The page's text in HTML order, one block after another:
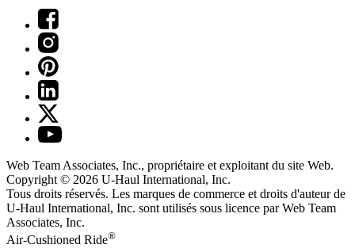
Web Team Associates, Inc., propriétaire et exploitant du site Web.
Copyright © 2026 U-Haul International, Inc.
Tous droits réservés. Les marques de commerce et droits d'auteur de
U-Haul International, Inc. sont utilisés sous licence par Web Team
Associates, Inc.
Air-Cushioned Ride®